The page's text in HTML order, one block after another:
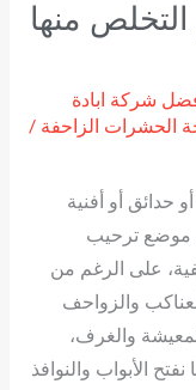
منها
شركة ابادة
الحشرات الزاحفة /
حدائق أو أفنية
موضع ترحيب
على الرغم من
والزواحف
والغرف،
الأبواب والنوافذ